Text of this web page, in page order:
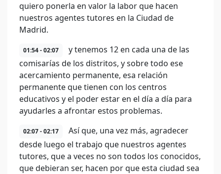
quiero ponerla en valor la labor que hacen
nuestros agentes tutores en la Ciudad de
Madrid.
01:54 - 02:07
y tenemos 12 en cada una de las
comisarías de los distritos, y sobre todo ese
acercamiento permanente, esa relación
permanente que tienen con los centros
educativos y el poder estar en el día a día para
ayudarles a afrontar estos problemas.
02:07 - 02:17
Así que, una vez más, agradecer
desde luego el trabajo que nuestros agentes
tutores, que a veces no son todos los conocidos,
que debieran ser, hacen por que esta ciudad sea